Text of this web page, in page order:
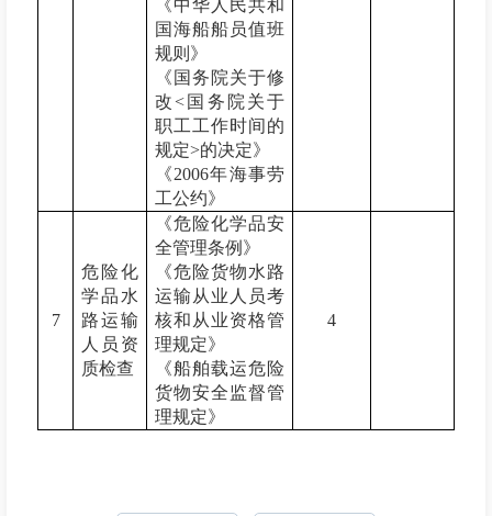
《中华人民共和
国海船船员值班
规则》
《国务院关于修
改 < 国务院关于
职工工作时间的
规定>的决定》
《2006年海事劳
工公约》
7
危险化
学品水
路运输
人员资
质检查
《危险化学品安
全管理条例》
《危险货物水路
运输从业人员考
核和从业资格管
理规定》
《船舶载运危险
货物安全监督管
理规定》
4